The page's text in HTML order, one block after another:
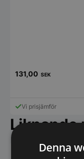
131,00 SEK
Vi prisjämför
Liknande
Denna